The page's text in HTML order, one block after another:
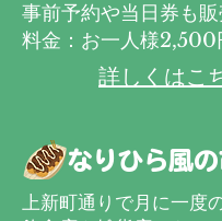
事前予約や当日券も販
料金：お一人様2,500
詳しくはこ
なりひら風
上新町通りで月に一度